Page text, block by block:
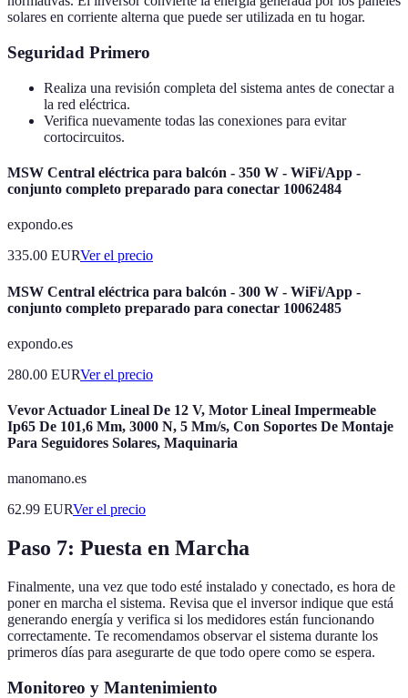
solares en corriente alterna que puede ser utilizada en tu hogar.
Seguridad Primero
Realiza una revisión completa del sistema antes de conectar a
la red eléctrica.
Verifica nuevamente todas las conexiones para evitar
cortocircuitos.
MSW Central eléctrica para balcón - 350 W - WiFi/App -
conjunto completo preparado para conectar 10062484
expondo.es
335.00 EURVer el precio
MSW Central eléctrica para balcón - 300 W - WiFi/App -
conjunto completo preparado para conectar 10062485
expondo.es
280.00 EURVer el precio
Vevor Actuador Lineal De 12 V, Motor Lineal Impermeable
Ip65 De 101,6 Mm, 3000 N, 5 Mm/s, Con Soportes De Montaje
Para Seguidores Solares, Maquinaria
manomano.es
62.99 EURVer el precio
Paso 7: Puesta en Marcha
Finalmente, una vez que todo esté instalado y conectado, es hora de
poner en marcha el sistema. Revisa que el inversor indique que está
generando energía y verifica si los medidores están funcionando
correctamente. Te recomendamos observar el sistema durante los
primeros días para asegurarte de que todo opere como se espera.
Monitoreo y Mantenimiento